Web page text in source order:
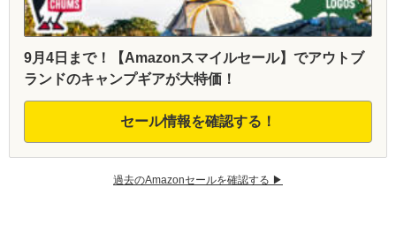
9月4日まで！【Amazonスマイルセール】でアウトブ
ランドのキャンプギアが大特価！
セール情報を確認する！
過去のAmazonセールを確認する ▶︎